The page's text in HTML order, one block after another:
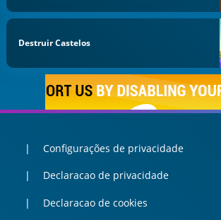
Destruir Castelos
Configurações de privacidade
Declaracao de privacidade
Declaracao de cookies